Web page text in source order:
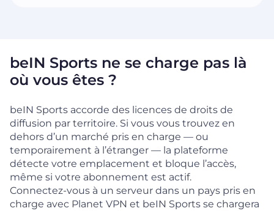
beIN Sports ne se charge pas là
où vous êtes ?
beIN Sports accorde des licences de droits de
diffusion par territoire. Si vous vous trouvez en
dehors d’un marché pris en charge — ou
temporairement à l’étranger — la plateforme
détecte votre emplacement et bloque l’accès,
même si votre abonnement est actif.
Connectez-vous à un serveur dans un pays pris en
charge avec Planet VPN et beIN Sports se chargera